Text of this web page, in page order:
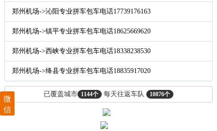
郑州机场->沁阳专业拼车包车电话17739176163
郑州机场->镇平专业拼车包车电话18625669620
郑州机场->西峡专业拼车包车电话18338238530
郑州机场->绛县专业拼车包车电话18835917020
已覆盖城市 1144个 每天往返车队 10876个
微
信